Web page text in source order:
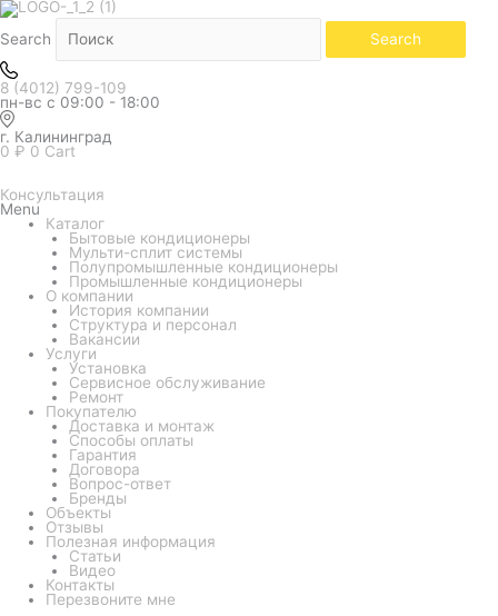
Search Search
8 (4012) 799-109
пн-вс с 09:00 - 18:00
г. Калининград
0 ₽ 0 Cart
Консультация
Menu
Каталог
Бытовые кондиционеры
Мульти-сплит системы
Полупромышленные кондиционеры
Промышленные кондиционеры
О компании
История компании
Структура и персонал
Вакансии
Услуги
Установка
Сервисное обслуживание
Ремонт
Покупателю
Доставка и монтаж
Способы оплаты
Гарантия
Договора
Вопрос-ответ
Бренды
Объекты
Отзывы
Полезная информация
Статьи
Видео
Контакты
Перезвоните мне